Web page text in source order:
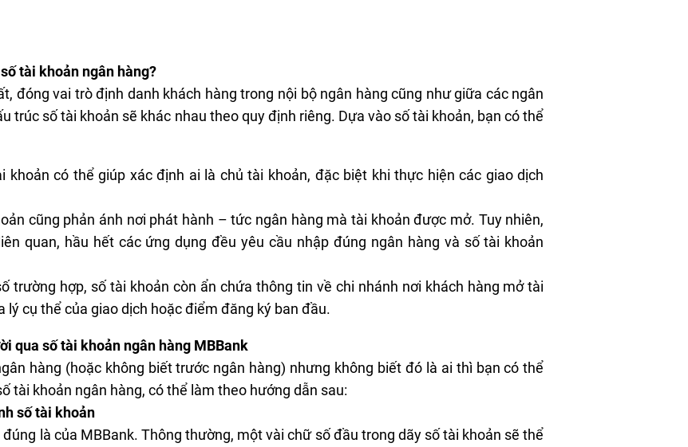
tài khoản ngân hàng?
đóng vai trò định danh khách hàng trong nội bộ ngân hàng cũng như giữa các ngân
trúc số tài khoản sẽ khác nhau theo quy định riêng. Dựa vào số tài khoản, bạn có thể
khoản có thể giúp xác định ai là chủ tài khoản, đặc biệt khi thực hiện các giao dịch
cũng phản ánh nơi phát hành – tức ngân hàng mà tài khoản được mở. Tuy nhiên,
quan, hầu hết các ứng dụng đều yêu cầu nhập đúng ngân hàng và số tài khoản
trường hợp, số tài khoản còn ẩn chứa thông tin về chi nhánh nơi khách hàng mở tài
lý cụ thể của giao dịch hoặc điểm đăng ký ban đầu.
qua số tài khoản ngân hàng MBBank
hàng (hoặc không biết trước ngân hàng) nhưng không biết đó là ai thì bạn có thể
tài khoản ngân hàng, có thể làm theo hướng dẫn sau:
số tài khoản
là của MBBank. Thông thường, một vài chữ số đầu trong dãy số tài khoản sẽ thể